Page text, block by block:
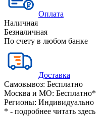
Оплата
Наличная
Безналичная
По счету в любом банке
Доставка
Самовывоз: Бесплатно
Москва и МО: Бесплатно*
Регионы: Индивидуально
* - подробнее читать здесь